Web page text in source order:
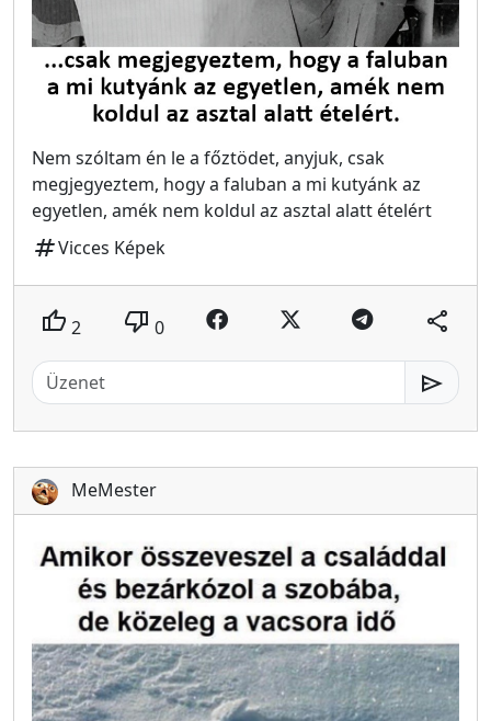
Nem szóltam én le a főztödet, anyjuk, csak
megjegyeztem, hogy a faluban a mi kutyánk az
egyetlen, amék nem koldul az asztal alatt ételért
tagVicces Képek
thumb_up 2 thumb_down 0 share
send
MeMester